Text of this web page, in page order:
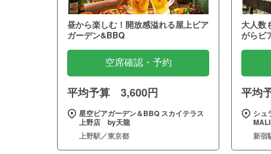
昼から楽しむ！開放感溢れる屋上ビア
ガーデン&BBQ
空席確認・予約
平均予算 3,600円
星空ビアガーデン＆BBQ スカイテラス
上野店 by天龍
上野駅／東京都
大人数
がらビ
平均
シュ
新宿